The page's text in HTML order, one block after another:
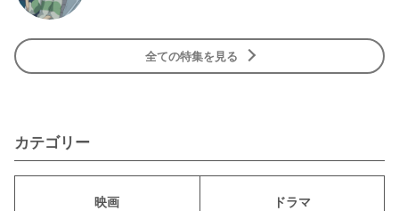
全ての特集を見る
カテゴリー
映画 ドラマ